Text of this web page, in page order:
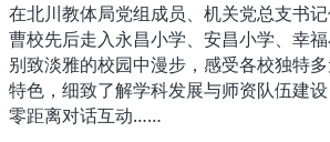
在北川教体局党组成员、机关党总支书
曹校先后走入永昌小学、安昌小学、幸
别致淡雅的校园中漫步，感受各校独特
特色，细致了解学科发展与师资队伍建
零距离对话互动……